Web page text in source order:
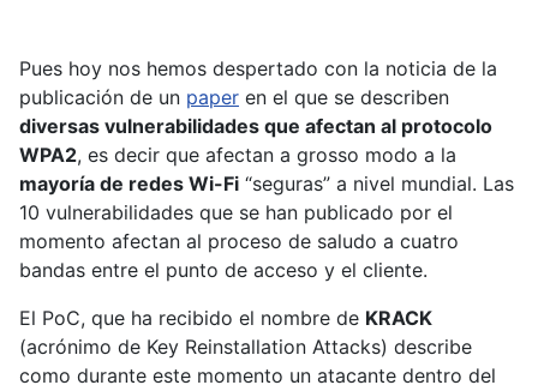
Pues hoy nos hemos despertado con la noticia de la
publicación de un paper en el que se describen
diversas vulnerabilidades que afectan al protocolo
WPA2, es decir que afectan a grosso modo a la
mayoría de redes Wi-Fi “seguras” a nivel mundial. Las
10 vulnerabilidades que se han publicado por el
momento afectan al proceso de saludo a cuatro
bandas entre el punto de acceso y el cliente.
El PoC, que ha recibido el nombre de KRACK
(acrónimo de Key Reinstallation Attacks) describe
como durante este momento un atacante dentro del